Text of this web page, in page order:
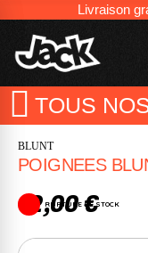
Livraison
TOUS
BLUNT
POIGNEES
12,00 €
RUPTURE DE STOCK